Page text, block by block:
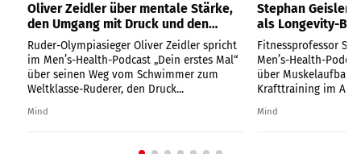
Oliver Zeidler über mentale Stärke,
den Umgang mit Druck und den
einsamsten Moment im Ruderboot
Ruder-Olympiasieger Oliver Zeidler spricht
im Men’s-Health-Podcast „Dein erstes Mal“
über seinen Weg vom Schwimmer zum
Weltklasse-Ruderer, den Druck...
Mind
Stephan Geisler
als Longevity-
und die
alle
Fitnessprofessor
Men’s-Health-
über Muskelaufbau,
Krafttraining im
Mind